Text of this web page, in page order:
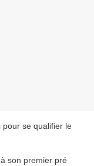
se qualifier le
son premier pré